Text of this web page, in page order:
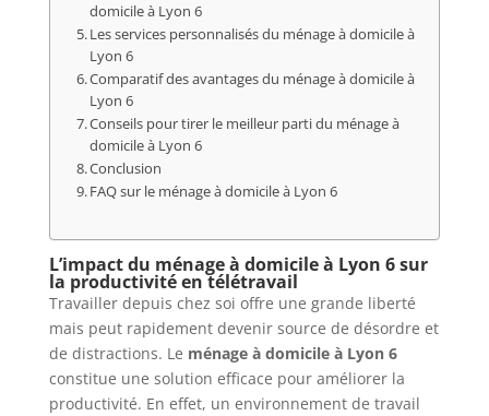
domicile à Lyon 6
Les services personnalisés du ménage à domicile à
Lyon 6
Comparatif des avantages du ménage à domicile à
Lyon 6
Conseils pour tirer le meilleur parti du ménage à
domicile à Lyon 6
Conclusion
FAQ sur le ménage à domicile à Lyon 6
L’impact du ménage à domicile à Lyon 6 sur
la productivité en télétravail
Travailler depuis chez soi offre une grande liberté
mais peut rapidement devenir source de désordre et
de distractions. Le ménage à domicile à Lyon 6
constitue une solution efficace pour améliorer la
productivité. En effet, un environnement de travail